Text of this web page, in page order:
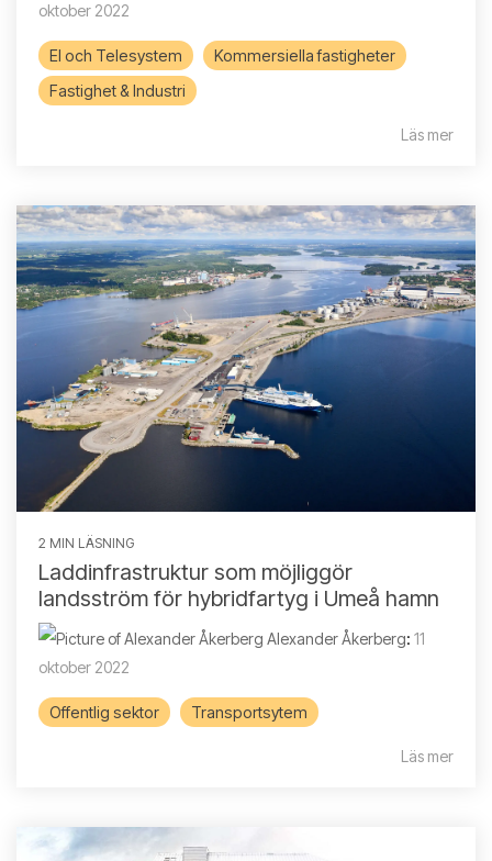
oktober 2022
El och Telesystem
Kommersiella fastigheter
Fastighet & Industri
Läs mer
2 MIN LÄSNING
Laddinfrastruktur som möjliggör
landsström för hybridfartyg i Umeå hamn
Alexander Åkerberg: 11
oktober 2022
Offentlig sektor Transportsytem
Läs mer